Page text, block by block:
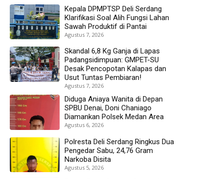
Kepala DPMPTSP Deli Serdang
Klarifikasi Soal Alih Fungsi Lahan
Sawah Produktif di Pantai
Agustus 7, 2026
Skandal 6,8 Kg Ganja di Lapas
Padangsidimpuan: GMPET-SU
Desak Pencopotan Kalapas dan
Usut Tuntas Pembiaran!
Agustus 7, 2026
Diduga Aniaya Wanita di Depan
SPBU Denai, Doni Chaniago
Diamankan Polsek Medan Area
Agustus 6, 2026
Polresta Deli Serdang Ringkus Dua
Pengedar Sabu, 24,76 Gram
Narkoba Disita
Agustus 5, 2026